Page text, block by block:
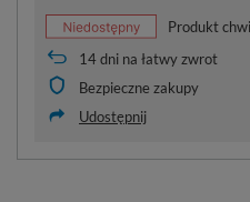
Produkt
14dni na łatwy zwrot
Bezpieczne zakupy
Udostępnij